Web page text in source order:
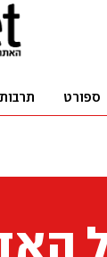
ספורט תרבות